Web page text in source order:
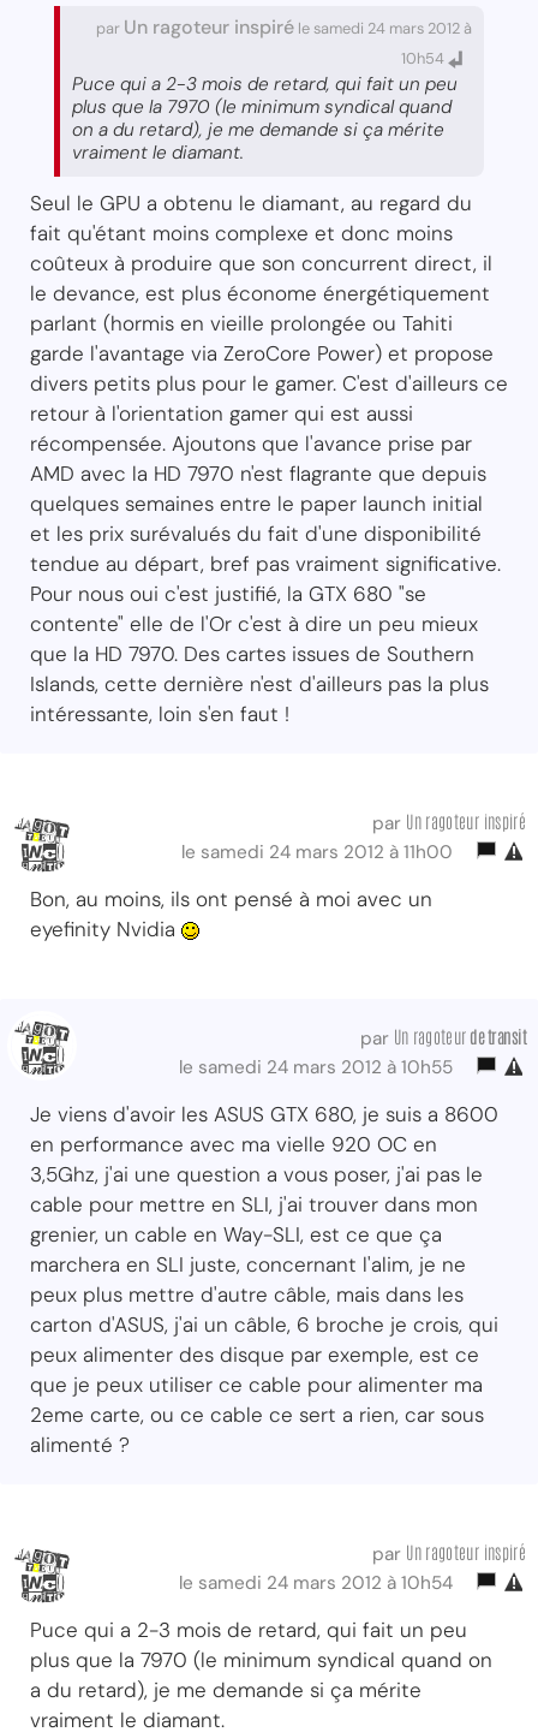
par Un ragoteur inspiré le samedi 24 mars 2012 à
10h54
Puce qui a 2-3 mois de retard, qui fait un peu
plus que la 7970 (le minimum syndical quand
on a du retard), je me demande si ça mérite
vraiment le diamant.
Seul le GPU a obtenu le diamant, au regard du
fait qu'étant moins complexe et donc moins
coûteux à produire que son concurrent direct, il
le devance, est plus économe énergétiquement
parlant (hormis en vieille prolongée ou Tahiti
garde l'avantage via ZeroCore Power) et propose
divers petits plus pour le gamer. C'est d'ailleurs ce
retour à l'orientation gamer qui est aussi
récompensée. Ajoutons que l'avance prise par
AMD avec la HD 7970 n'est flagrante que depuis
quelques semaines entre le paper launch initial
et les prix surévalués du fait d'une disponibilité
tendue au départ, bref pas vraiment significative.
Pour nous oui c'est justifié, la GTX 680 "se
contente" elle de l'Or c'est à dire un peu mieux
que la HD 7970. Des cartes issues de Southern
Islands, cette dernière n'est d'ailleurs pas la plus
intéressante, loin s'en faut !
par Un ragoteur inspiré
le samedi 24 mars 2012 à 11h00
Bon, au moins, ils ont pensé à moi avec un
eyefinity Nvidia
par Un ragoteur de transit
le samedi 24 mars 2012 à 10h55
Je viens d'avoir les ASUS GTX 680, je suis a 8600
en performance avec ma vielle 920 OC en
3,5Ghz, j'ai une question a vous poser, j'ai pas le
cable pour mettre en SLI, j'ai trouver dans mon
grenier, un cable en Way-SLI, est ce que ça
marchera en SLI juste, concernant l'alim, je ne
peux plus mettre d'autre câble, mais dans les
carton d'ASUS, j'ai un câble, 6 broche je crois, qui
peux alimenter des disque par exemple, est ce
que je peux utiliser ce cable pour alimenter ma
2eme carte, ou ce cable ce sert a rien, car sous
alimenté ?
par Un ragoteur inspiré
le samedi 24 mars 2012 à 10h54
Puce qui a 2-3 mois de retard, qui fait un peu
plus que la 7970 (le minimum syndical quand on
a du retard), je me demande si ça mérite
vraiment le diamant.